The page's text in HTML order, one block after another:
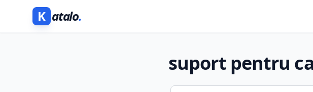
K atalo.
suport pentru